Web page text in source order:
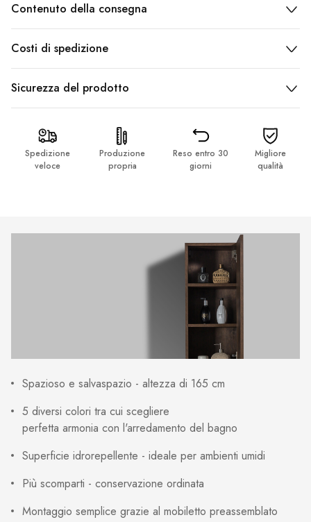
Contenuto della consegna
Costi di spedizione
Sicurezza del prodotto
Spedizione
veloce
Produzione
propria
Reso entro 30
giorni
Migliore
qualità
Spazioso e salvaspazio - altezza di 165 cm
5 diversi colori tra cui scegliere
perfetta armonia con l'arredamento del bagno
Superficie idrorepellente - ideale per ambienti umidi
Più scomparti - conservazione ordinata
Montaggio semplice grazie al mobiletto preassemblato